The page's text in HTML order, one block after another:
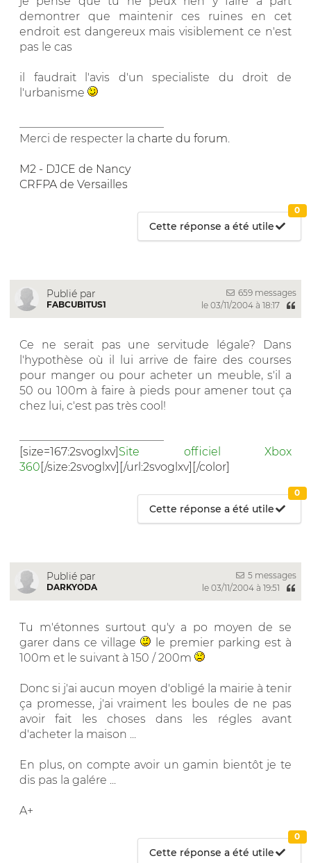
demontrer que maintenir ces ruines en cet
endroit est dangereux mais visiblement ce n'est
pas le cas
il faudrait l'avis d'un specialiste du droit de
l'urbanisme
Merci de respecter la charte du forum
M2 - DJCE de Nancy
CRFPA de Versailles
Cette réponse a été utile
0
Publié par
FABCUBITUS1
659 messages
le 03/11/2004 à 18:17
Ce ne serait pas une servitude légale? Dans
l'hypothèse où il lui arrive de faire des courses
pour manger ou pour acheter un meuble, s'il a
50 ou 100m à faire à pieds pour amener tout ça
chez lui, c'est pas très cool!
[size=167:2svoglxv]Site officiel Xbox
360[/size:2svoglxv][/url:2svoglxv][/color]
Cette réponse a été utile
0
Publié par
DARKYODA
5 messages
le 03/11/2004 à 19:51
Tu m'étonnes surtout qu'y a po moyen de se
garer dans ce village
le premier parking est à
100m et le suivant à 150 / 200m
Donc si j'ai aucun moyen d'obligé la mairie à tenir
ça promesse, j'ai vraiment les boules de ne pas
avoir fait les choses dans les régles avant
d'acheter la maison ...
En plus, on compte avoir un gamin bientôt je te
dis pas la galére ...
A+
Cette réponse a été utile
0